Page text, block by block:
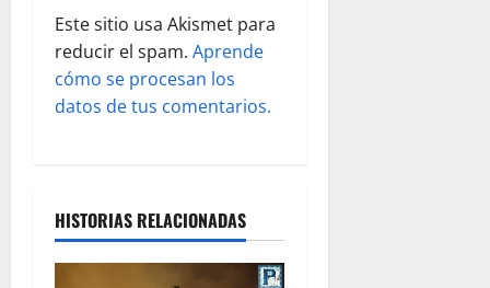
d
a
s
Este sitio usa Akismet para
reducir el spam. Aprende
cómo se procesan los
datos de tus comentarios.
HISTORIAS RELACIONADAS